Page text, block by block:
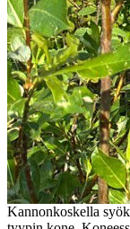
Kannonkoskella